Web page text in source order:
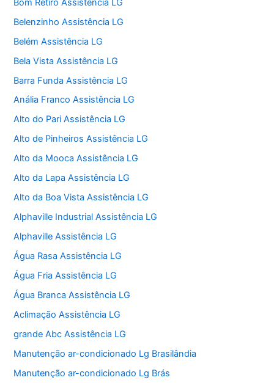
Bom Retiro Assistência LG
Belenzinho Assistência LG
Belém Assistência LG
Bela Vista Assistência LG
Barra Funda Assistência LG
Anália Franco Assistência LG
Alto do Pari Assistência LG
Alto de Pinheiros Assistência LG
Alto da Mooca Assistência LG
Alto da Lapa Assistência LG
Alto da Boa Vista Assistência LG
Alphaville Industrial Assistência LG
Alphaville Assistência LG
Água Rasa Assistência LG
Água Fria Assistência LG
Água Branca Assistência LG
Aclimação Assistência LG
grande Abc Assistência LG
Manutenção ar-condicionado Lg Brasilândia
Manutenção ar-condicionado Lg Brás